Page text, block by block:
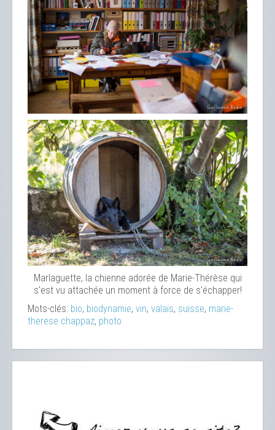
Marlaguette, la chienne adorée de Marie-Thérèse qui
s'est vu attachée un moment à force de s'échapper!
Mots-clés: bio, biodynamie, vin, valais, suisse, marie-
therese chappaz, photo